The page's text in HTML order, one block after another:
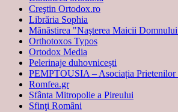
Creştin Ortodox.ro
Librăria Sophia
Mănăstirea "Naşterea Maicii
Orthotoxos Typos
Ortodox Media
Pelerinaje duhovnicești
PEMPTOUSIA – Asociația Prietenilor
Romfea.gr
Sfânta Mitropolie a Pireului
Sfinţi Români